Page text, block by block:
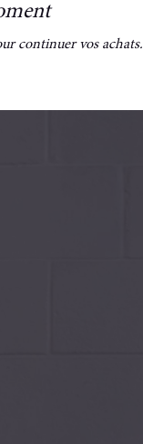
continuer vos achats.